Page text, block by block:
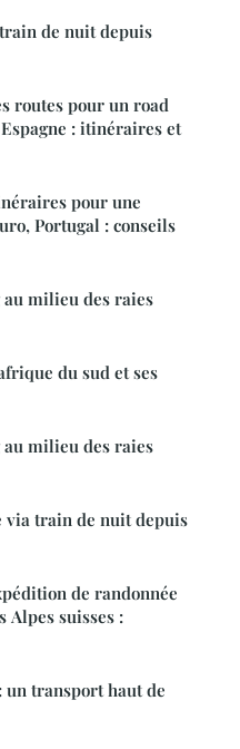
de nuit depuis
routes pour un road
: itinéraires et
pour une
Portugal : conseils
milieu des raies
du sud et ses
milieu des raies
via train de nuit depuis
de randonnée
Alpes suisses :
un transport haut de